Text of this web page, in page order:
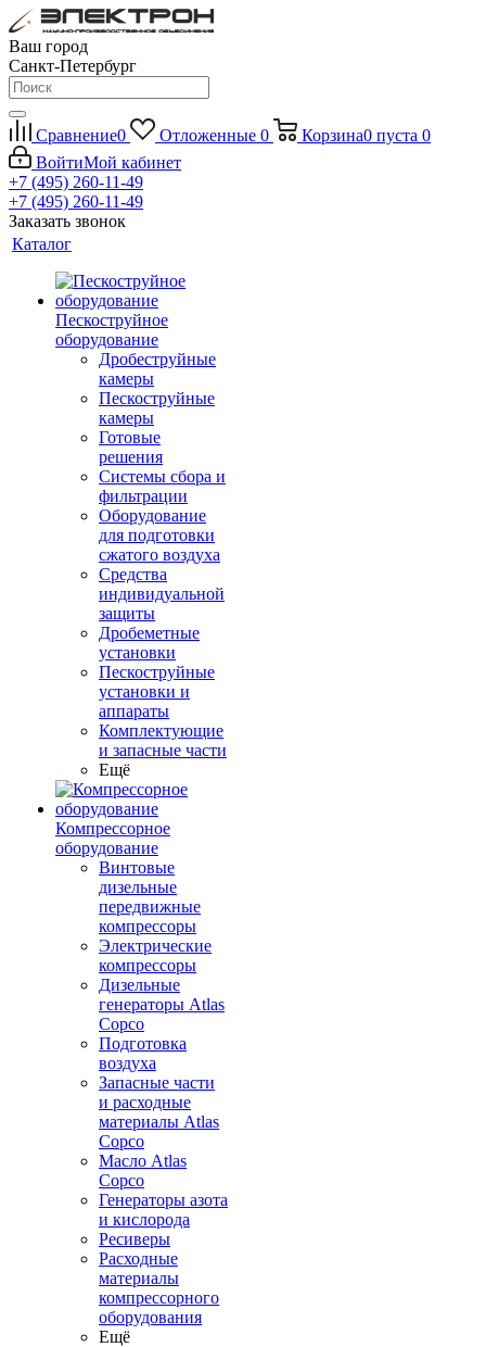
Ваш город
Санкт-Петербург
Сравнение0 Отложенные 0 Корзина0 пуста 0
ВойтиМой кабинет
+7 (495) 260-11-49
+7 (495) 260-11-49
Заказать звонок
Каталог
Пескоструйное
оборудование
Дробеструйные
камеры
Пескоструйные
камеры
Готовые
решения
Системы сбора и
фильтрации
Оборудование
для подготовки
сжатого воздуха
Средства
индивидуальной
защиты
Дробеметные
установки
Пескоструйные
установки и
аппараты
Комплектующие
и запасные части
Ещё
Компрессорное
оборудование
Винтовые
дизельные
передвижные
компрессоры
Электрические
компрессоры
Дизельные
генераторы Atlas
Copco
Подготовка
воздуха
Запасные части
и расходные
материалы Atlas
Copco
Масло Atlas
Copco
Генераторы азота
и кислорода
Ресиверы
Расходные
материалы
компрессорного
оборудования
Ещё